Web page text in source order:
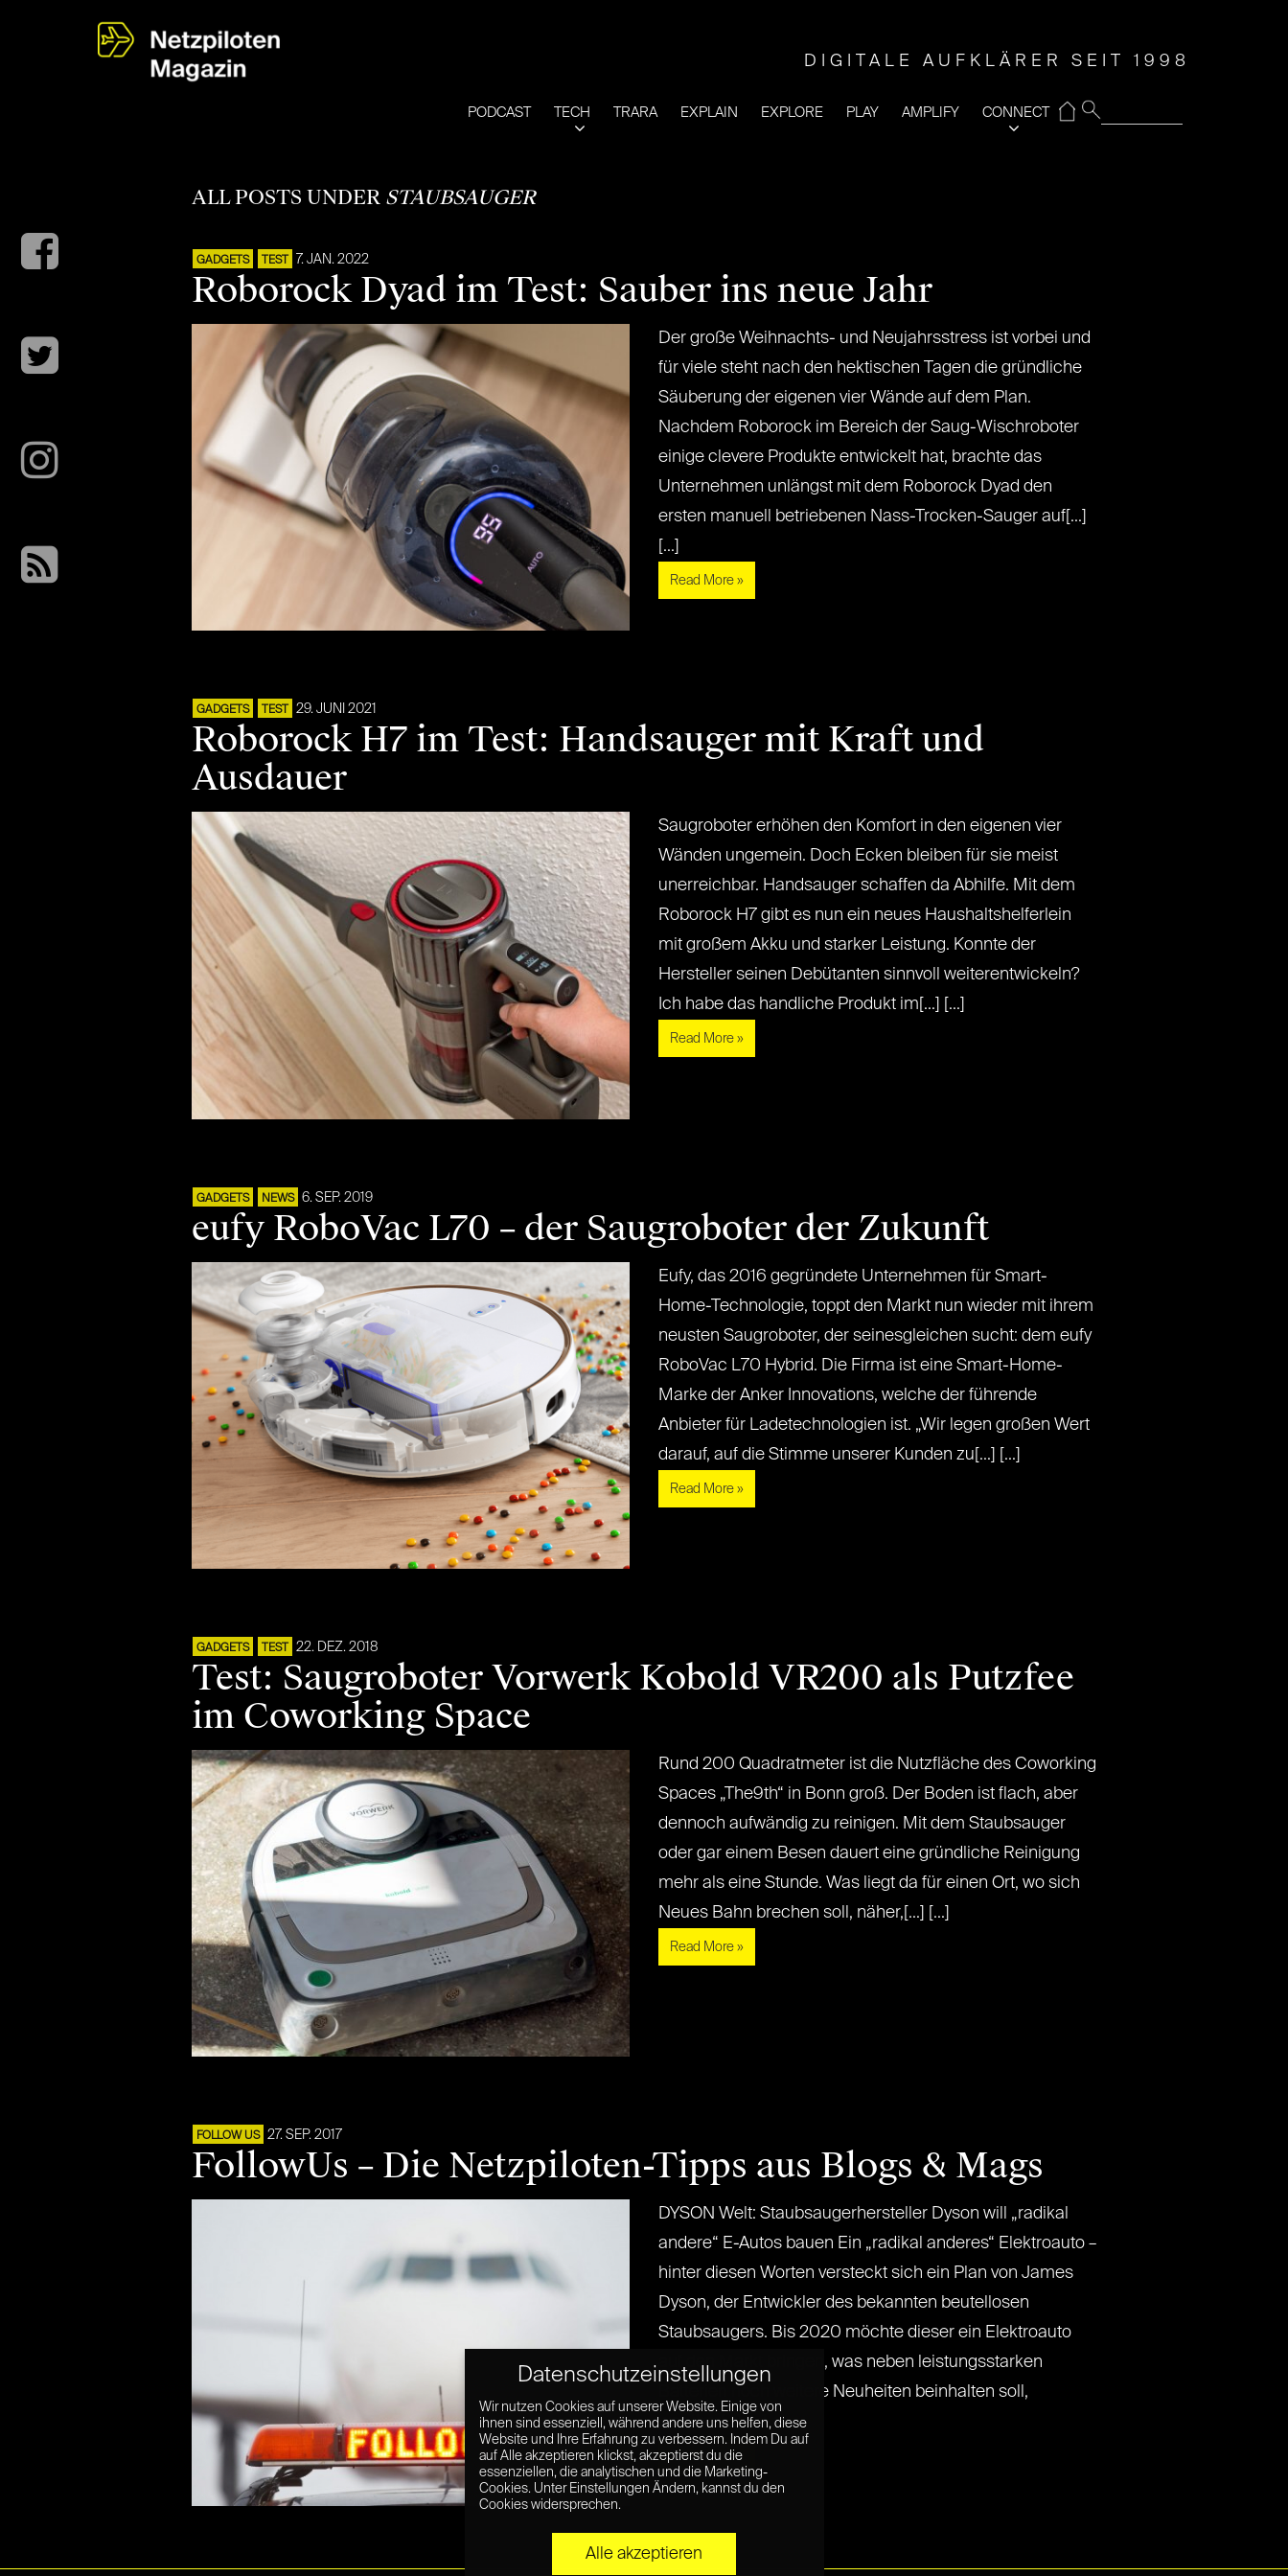
DIGITALE AUFKLÄRER SEIT 1998
PODCAST TECH TRARA EXPLAIN EXPLORE PLAY AMPLIFY CONNECT
⌂
ALL POSTS UNDER STAUBSAUGER
GADGETS TEST 7. JAN. 2022
Roborock Dyad im Test: Sauber ins neue Jahr
Der große Weihnachts- und Neujahrsstress ist vorbei und
für viele steht nach den hektischen Tagen die gründliche
Säuberung der eigenen vier Wände auf dem Plan.
Nachdem Roborock im Bereich der Saug-Wischroboter
einige clevere Produkte entwickelt hat, brachte das
Unternehmen unlängst mit dem Roborock Dyad den
ersten manuell betriebenen Nass-Trocken-Sauger auf[...]
[...]
Read More »
GADGETS TEST 29. JUNI 2021
Roborock H7 im Test: Handsauger mit Kraft und
Ausdauer
Saugroboter erhöhen den Komfort in den eigenen vier
Wänden ungemein. Doch Ecken bleiben für sie meist
unerreichbar. Handsauger schaffen da Abhilfe. Mit dem
Roborock H7 gibt es nun ein neues Haushaltshelferlein
mit großem Akku und starker Leistung. Konnte der
Hersteller seinen Debütanten sinnvoll weiterentwickeln?
Ich habe das handliche Produkt im[...] [...]
Read More »
GADGETS NEWS 6. SEP. 2019
eufy RoboVac L70 – der Saugroboter der Zukunft
Eufy, das 2016 gegründete Unternehmen für Smart-
Home-Technologie, toppt den Markt nun wieder mit ihrem
neusten Saugroboter, der seinesgleichen sucht: dem eufy
RoboVac L70 Hybrid. Die Firma ist eine Smart-Home-
Marke der Anker Innovations, welche der führende
Anbieter für Ladetechnologien ist. „Wir legen großen Wert
darauf, auf die Stimme unserer Kunden zu[...] [...]
Read More »
GADGETS TEST 22. DEZ. 2018
Test: Saugroboter Vorwerk Kobold VR200 als Putzfee
im Coworking Space
Rund 200 Quadratmeter ist die Nutzfläche des Coworking
Spaces „The9th“ in Bonn groß. Der Boden ist flach, aber
dennoch aufwändig zu reinigen. Mit dem Staubsauger
oder gar einem Besen dauert eine gründliche Reinigung
mehr als eine Stunde. Was liegt da für einen Ort, wo sich
Neues Bahn brechen soll, näher,[...] [...]
Read More »
FOLLOW US 27. SEP. 2017
FollowUs – Die Netzpiloten-Tipps aus Blogs & Mags
DYSON Welt: Staubsaugerhersteller Dyson will „radikal
andere“ E-Autos bauen Ein „radikal anderes“ Elektroauto –
hinter diesen Worten versteckt sich ein Plan von James
Dyson, der Entwickler des bekannten beutellosen
Staubsaugers. Bis 2020 möchte dieser ein Elektroauto
auf den Markt bringen, was neben leistungsstarken
Batterien noch weitere Neuheiten beinhalten soll,
worüber[...] [...]
Read More »
Datenschutzeinstellungen
Wir nutzen Cookies auf unserer Website. Einige von
ihnen sind essenziell, während andere uns helfen, diese
Website und Ihre Erfahrung zu verbessern. Indem Du auf
auf Alle akzeptieren klickst, akzeptierst du die
essenziellen, die analytischen und die Marketing-
Cookies. Unter Einstellungen Ändern, kannst du den
Cookies widersprechen.
Alle akzeptieren